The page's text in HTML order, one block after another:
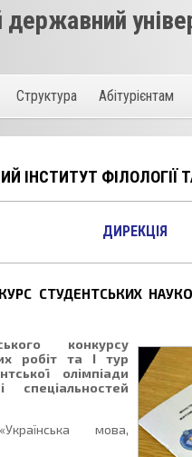
Структура Абітурієнтам
ІНСТИТУТ ФІЛОЛОГІЇ
ДИРЕКЦІЯ
СТУДЕНТСЬКИХ
конкурсу
робіт та І тур
олімпіади
мова,